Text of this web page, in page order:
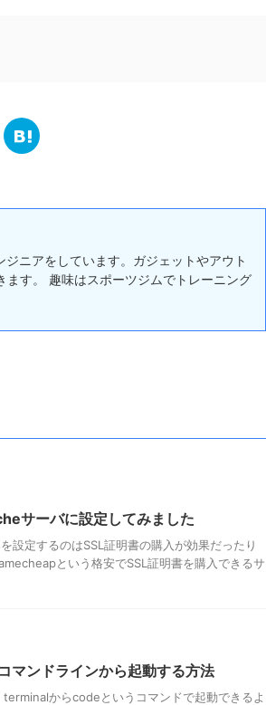
ニアをしています。ガジェットやアウト
ます。 趣味はスポーツジムでトレーニング
サーバに設定してみました
設定するのはSSL証明書の購入が効果だったり
という格安でSSL証明書を購入できるサ
ンドラインから起動する方法
からcodeというコマンドで起動できるよ